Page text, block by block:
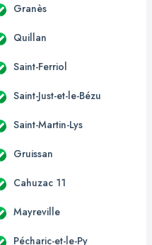
Granès
Quillan
Saint-Ferriol
Saint-Just-et-le-Bézu
Saint-Martin-Lys
Gruissan
Cahuzac 11
Mayreville
Pécharic-et-le-Py